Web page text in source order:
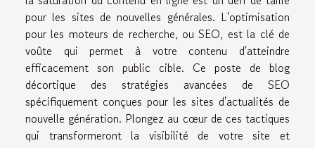
pour les sites de nouvelles générales. L'optimisation
pour les moteurs de recherche, ou SEO, est la clé de
voûte qui permet à votre contenu d'atteindre
efficacement son public cible. Ce poste de blog
décortique des stratégies avancées de SEO
spécifiquement conçues pour les sites d'actualités de
nouvelle génération. Plongez au cœur de ces tactiques
qui transformeront la visibilité de votre site et